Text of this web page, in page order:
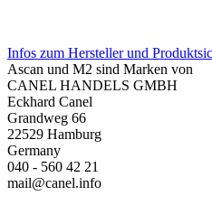
Infos zum Hersteller und
Ascan und M2 sind Marken von
CANEL HANDELS GMBH
Eckhard Canel
Grandweg 66
22529 Hamburg
Germany
040 - 560 42 21
mail@canel.info